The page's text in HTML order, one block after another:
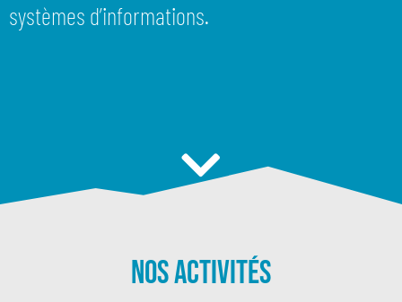
systèmes d’informations.
Nos activités